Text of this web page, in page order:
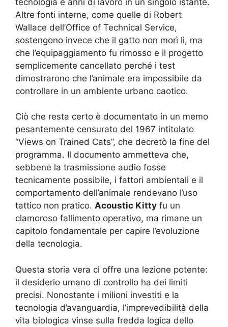
Altre fonti interne, come quelle di Robert
Wallace dell’Office of Technical Service,
sostengono invece che il gatto non morì lì, ma
che l’equipaggiamento fu rimosso e il progetto
semplicemente cancellato perché i test
dimostrarono che l’animale era impossibile da
controllare in un ambiente urbano caotico.
Ciò che resta certo è documentato in un memo
pesantemente censurato del 1967 intitolato
“Views on Trained Cats”, che decretò la fine del
programma. Il documento ammetteva che,
sebbene la trasmissione audio fosse
tecnicamente possibile, i fattori ambientali e il
comportamento dell’animale rendevano l’uso
tattico non pratico. Acoustic Kitty fu un
clamoroso fallimento operativo, ma rimane un
capitolo fondamentale per capire l’evoluzione
della tecnologia.
Questa storia vera ci offre una lezione potente:
il desiderio umano di controllo ha dei limiti
precisi. Nonostante i milioni investiti e la
tecnologia d’avanguardia, l’imprevedibilità della
vita biologica vinse sulla fredda logica dello